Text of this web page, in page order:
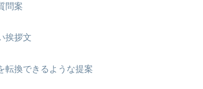
問案
挨拶文
転換できるような提案